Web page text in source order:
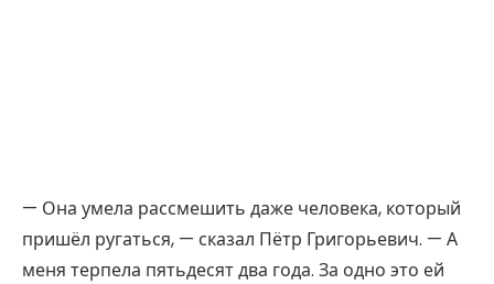
— Она умела рассмешить даже человека, который
пришёл ругаться, — сказал Пётр Григорьевич. — А
меня терпела пятьдесят два года. За одно это ей